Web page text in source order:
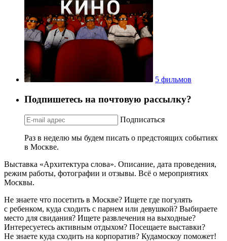
5 фильмов
Подпишетесь на почтовую рассылку?
Подписаться
Раз в неделю мы будем писать о предстоящих событиях
в Москве.
Выставка «Архитектура слова». Описание, дата проведения,
режим работы, фотографии и отзывы. Всё о мероприятиях
Москвы.
Не знаете что посетить в Москве? Ищете где погулять
с ребенком, куда сходить с парнем или девушкой? Выбираете
место для свидания? Ищете развлечения на выходные?
Интересуетесь активным отдыхом? Посещаете выставки?
Не знаете куда сходить на корпоратив? Кудамоскоу поможет!